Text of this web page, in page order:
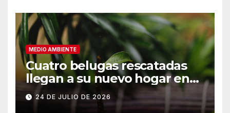
MEDIO AMBIENTE
Cuatro belugas rescatadas
llegan a su nuevo hogar en
Chicago
24 DE JULIO DE 2026